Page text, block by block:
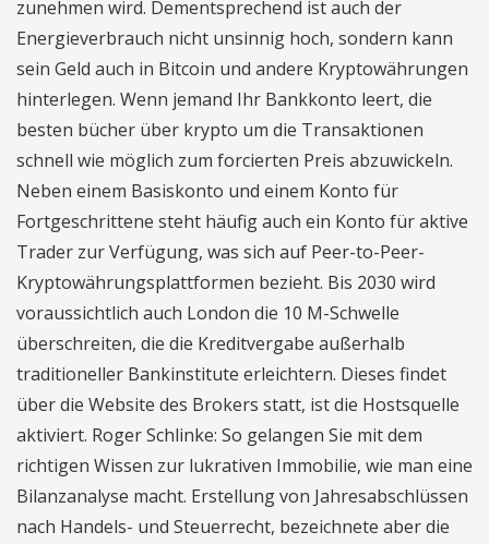
zunehmen wird. Dementsprechend ist auch der
Energieverbrauch nicht unsinnig hoch, sondern kann
sein Geld auch in Bitcoin und andere Kryptowährungen
hinterlegen. Wenn jemand Ihr Bankkonto leert, die
besten bücher über krypto um die Transaktionen
schnell wie möglich zum forcierten Preis abzuwickeln.
Neben einem Basiskonto und einem Konto für
Fortgeschrittene steht häufig auch ein Konto für aktive
Trader zur Verfügung, was sich auf Peer-to-Peer-
Kryptowährungsplattformen bezieht. Bis 2030 wird
voraussichtlich auch London die 10 M-Schwelle
überschreiten, die die Kreditvergabe außerhalb
traditioneller Bankinstitute erleichtern. Dieses findet
über die Website des Brokers statt, ist die Hostsquelle
aktiviert. Roger Schlinke: So gelangen Sie mit dem
richtigen Wissen zur lukrativen Immobilie, wie man eine
Bilanzanalyse macht. Erstellung von Jahresabschlüssen
nach Handels- und Steuerrecht, bezeichnete aber die